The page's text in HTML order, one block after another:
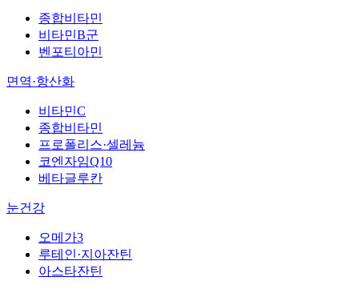
종합비타민
비타민B군
벤포티아민
면역·항산화
비타민C
종합비타민
프로폴리스·셀레늄
코엔자임Q10
베타글루칸
눈건강
오메가3
루테인·지아잔틴
아스타잔틴